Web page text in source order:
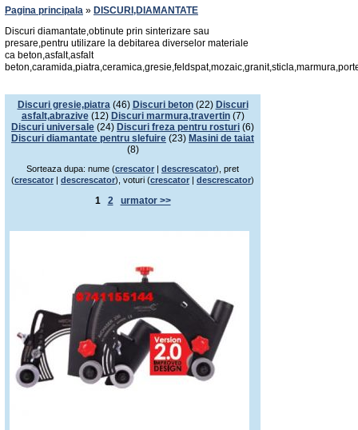
Pagina principala » DISCURI,DIAMANTATE
Discuri diamantate,obtinute prin sinterizare sau
presare,pentru utilizare la debitarea diverselor materiale
ca beton,asfalt,asfalt
Discuri gresie,piatra(46) Discuri beton(22) Discuri
asfalt,abrazive(12) Discuri marmura,travertin(7)
Discuri universale (24) Discuri freza pentru rosturi (6)
Discuri diamantate pentru slefuire (23) Masini de taiat
(8)
Sorteaza dupa: nume (crescator | descrescator), pret
(crescator | descrescator), voturi (crescator | descrescator)
1 2 urmator >>